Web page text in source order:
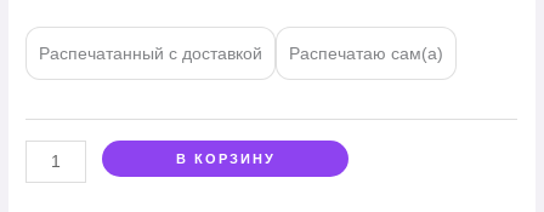
Распечатанный с доставкой Распечатаю сам(а)
В КОРЗИНУ